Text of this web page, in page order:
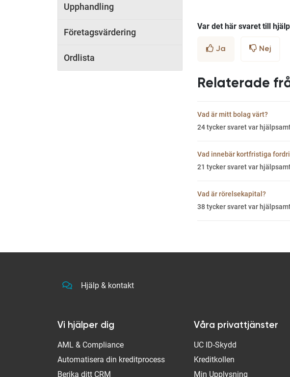
Upphandling
Företagsvärdering
Ordlista
Var det här svaret till
Ja Nej
Relaterade
Vad är mitt bolag värt?
24tycker svaret var
Vad innebär kortfristiga
21 tycker svaret var
Vad är rörelsekapital?
38tycker svaret var
Hjälp & kontakt
Vi hjälper dig
AML & Compliance
Automatisera din kreditprocess
Berika ditt CRM
Våra privattjänster
UC ID-Skydd
Kreditkollen
Min Upplysning